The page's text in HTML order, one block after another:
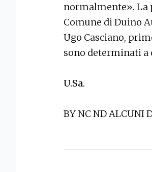
normalmente». La
Comune di Duino
Ugo Casciano,
sono determinati
U.Sa.
BY NC ND ALCUNI